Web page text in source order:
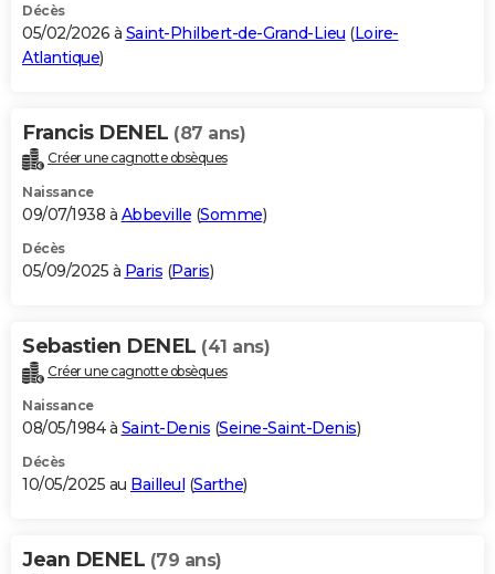
S'inscrire
Se connecter
Lycées
Collèges
Primaires
Universités
Entreprises
Service militaire
Avis de recherche
AVIS DE DÉCÈS
Bricolage
Lifestyle
Culture
Sport
Auto
Television
Voyage
Cinema
Décès
05/02/2026 à Saint-Philbert-de-Grand-Lieu (Loire-
Atlantique)
Francis DENEL (87 ans)
Créer une cagnotte obsèques
Naissance
09/07/1938 à Abbeville (Somme)
Décès
05/09/2025 à Paris (Paris)
Sebastien DENEL (41 ans)
Créer une cagnotte obsèques
Naissance
08/05/1984 à Saint-Denis (Seine-Saint-Denis)
Décès
10/05/2025 au Bailleul (Sarthe)
Jean DENEL (79 ans)